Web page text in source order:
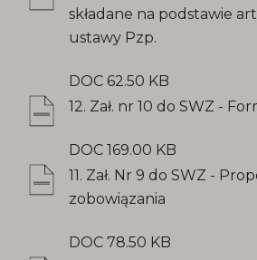
składane na podstawie
ustawy Pzp.
DOC 62.50 KB
12. Zał. nr 10 do SWZ -
DOC 169.00 KB
11. Zał. Nr 9 do SWZ -
zobowiązania
DOC 78.50 KB